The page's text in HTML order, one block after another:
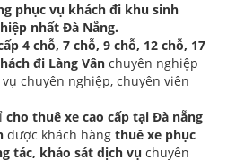
phục vụ khách đi khu sinh
nhất Đà Nẵng.
4 chỗ, 7 chỗ, 9 chỗ, 12 chỗ, 17
đi Làng Vân chuyên nghiệp
chuyên nghiệp, chuyên viên
cho thuê xe cao cấp tại Đà nẵng
được khách hàng thuê xe phục
tác, khảo sát dịch vụ chuyên